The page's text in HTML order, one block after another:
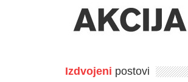
Izdvojeni postovi